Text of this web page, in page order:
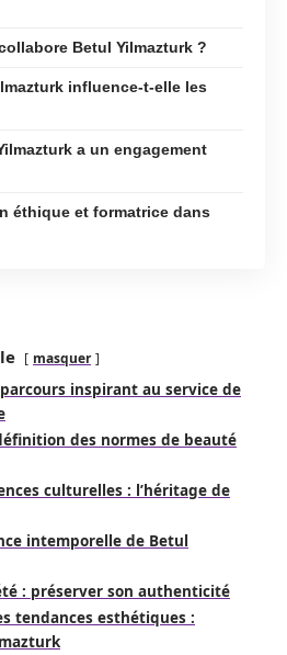
Betul Yilmazturk ?
influence-t-elle les
a un engagement
éthique et formatrice dans
masquer
inspirant au service de
des normes de beauté
culturelles : l’héritage de
intemporelle de Betul
: préserver son authenticité
tendances esthétiques :